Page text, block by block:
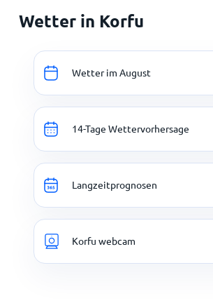
Wetter in Korfu
Wetter im August
14-Tage Wettervorhersage
Langzeitprognosen
Korfu webcam